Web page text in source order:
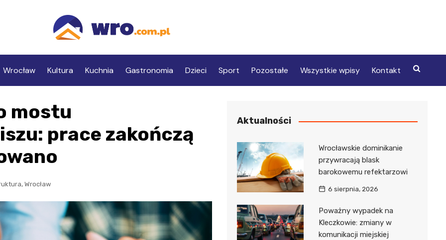
Wrocław Kultura Kuchnia Gastronomia Dzieci Sport Pozostałe Wszystkie wpisy Kontakt
mostu
prace zakończą
, Wrocław
Aktualności
Wrocławskie dominikanie
przywracają blask
barokowemu refektarzowi
6 sierpnia, 2026
Poważny wypadek na
Kleczkowie: zmiany w
komunikacji miejskiej